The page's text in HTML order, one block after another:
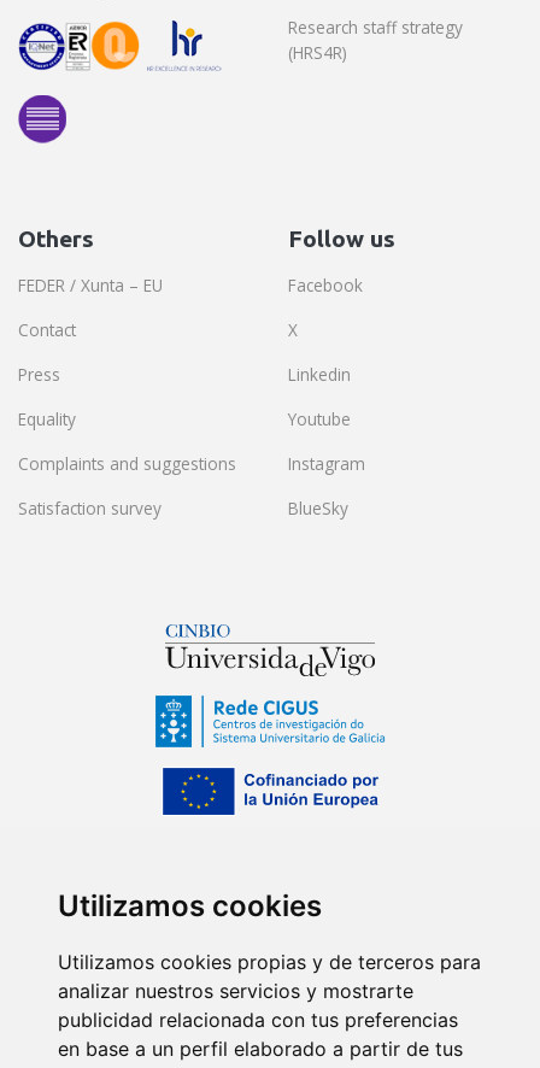
Utilizamos cookies
Utilizamos cookies propias y de terceros para
analizar nuestros servicios y mostrarte
publicidad relacionada con tus preferencias
en base a un perfil elaborado a partir de tus
Research staff strategy
(HRS4R)
Others
FEDER / Xunta – EU
Contact
Press
Equality
Complaints and suggestions
Satisfaction survey
Follow us
Facebook
X
Linkedin
Youtube
Instagram
BlueSky